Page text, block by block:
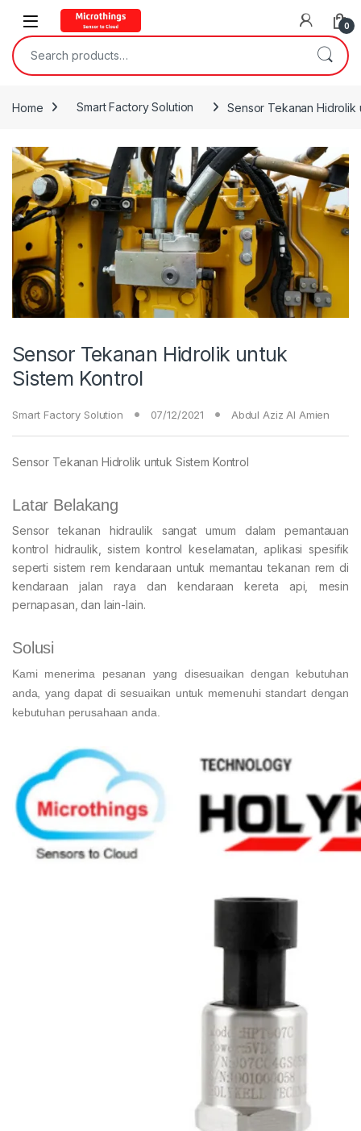
Open 0
Search for:
Home Smart Factory Solution Sensor Tekanan Hidrolik
Sensor Tekanan Hidrolik untuk
Sistem Kontrol
Smart Factory Solution 07/12/2021 Abdul Aziz Al Amien
Sensor Tekanan Hidrolik untuk Sistem Kontrol
Latar Belakang
Sensor tekanan hidraulik sangat umum dalam pemantauan
kontrol hidraulik, sistem kontrol keselamatan, aplikasi spesifik
seperti sistem rem kendaraan untuk memantau tekanan rem di
kendaraan jalan raya dan kendaraan kereta api, mesin
pernapasan, dan lain-lain.
Solusi
Kami menerima pesanan yang disesuaikan dengan kebutuhan
anda, yang dapat di sesuaikan untuk memenuhi standart dengan
kebutuhan perusahaan anda.